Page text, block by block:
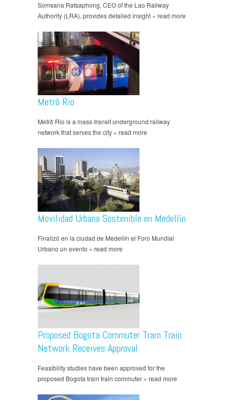
Somsana Ratsaphong, CEO of the Lao Railway
Authority (LRA), provides detailed insight » read more
Metrô Rio
Metrô Rio is a mass-transit underground railway
network that serves the city » read more
Movilidad Urbana Sostenible en Medellín
Finalizó en la ciudad de Medellín el Foro Mundial
Urbano un evento » read more
Proposed Bogota Commuter Tram Train
Network Receives Approval
Feasibility studies have been approved for the
proposed Bogota tram train commuter » read more